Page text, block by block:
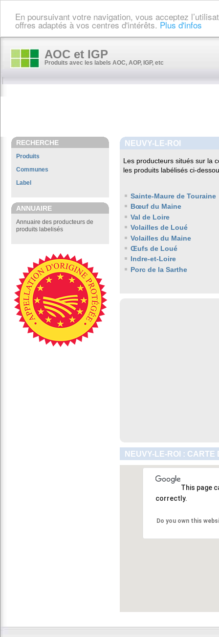
En poursuivant votre navigation, vous acceptez
offres adaptés à vos centres d'intérêts. Plus d'infos
AOC et IGP
Produits avec les labels AOC, AOP, IGP, etc
RECHERCHE
Produits
Communes
Label
ANNUAIRE
Annuaire des producteurs de
produits labelisés
NEUVY-LE-ROI
Les producteurs situés sur la
les produits labélisés ci-
Sainte-Maure de Touraine
Bœuf du Maine
Val de Loire
Volailles de Loué
Volailles du Maine
Œufs de Loué
Indre-et-Loire
Porc de la Sarthe
NEUVY-LE-ROI : CARTE
This page
correctly.
Do you own this